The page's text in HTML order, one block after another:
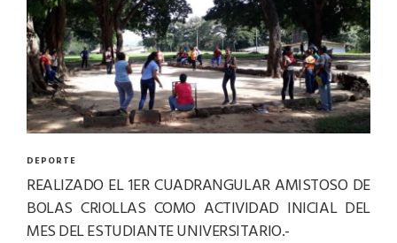
DEPORTE
REALIZADO EL 1ER CUADRANGULAR AMISTOSO DE
BOLAS CRIOLLAS COMO ACTIVIDAD INICIAL DEL
MES DEL ESTUDIANTE UNIVERSITARIO.-